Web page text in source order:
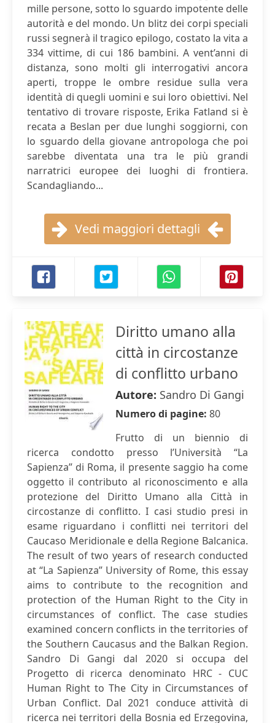
mille persone, sotto lo sguardo impotente delle
autorità e del mondo. Un blitz dei corpi speciali
russi segnerà il tragico epilogo, costato la vita a
334 vittime, di cui 186 bambini. A vent’anni di
distanza, sono molti gli interrogativi ancora
aperti, troppe le ombre residue sulla vera
identità di quegli uomini e sui loro obiettivi. Nel
tentativo di trovare risposte, Erika Fatland si è
recata a Beslan per due lunghi soggiorni, con
lo sguardo della giovane antropologa che poi
sarebbe diventata una tra le più grandi
narratrici europee dei luoghi di frontiera.
Scandagliando...
Vedi maggiori dettagli
Diritto umano alla
città in circostanze
di conflitto urbano
Autore: Sandro Di Gangi
Numero di pagine: 80
Frutto di un biennio di
ricerca condotto presso l’Università “La
Sapienza” di Roma, il presente saggio ha come
oggetto il contributo al riconoscimento e alla
protezione del Diritto Umano alla Città in
circostanze di conflitto. I casi studio presi in
esame riguardano i conflitti nei territori del
Caucaso Meridionale e della Regione Balcanica.
The result of two years of research conducted
at “La Sapienza” University of Rome, this essay
aims to contribute to the recognition and
protection of the Human Right to the City in
circumstances of conflict. The case studies
examined concern conflicts in the territories of
the Southern Caucasus and the Balkan Region.
Sandro Di Gangi dal 2020 si occupa del
Progetto di ricerca denominato HRC - CUC
Human Right to The City in Circumstances of
Urban Conflict. Dal 2021 conduce attività di
ricerca nei territori della Bosnia ed Erzegovina,